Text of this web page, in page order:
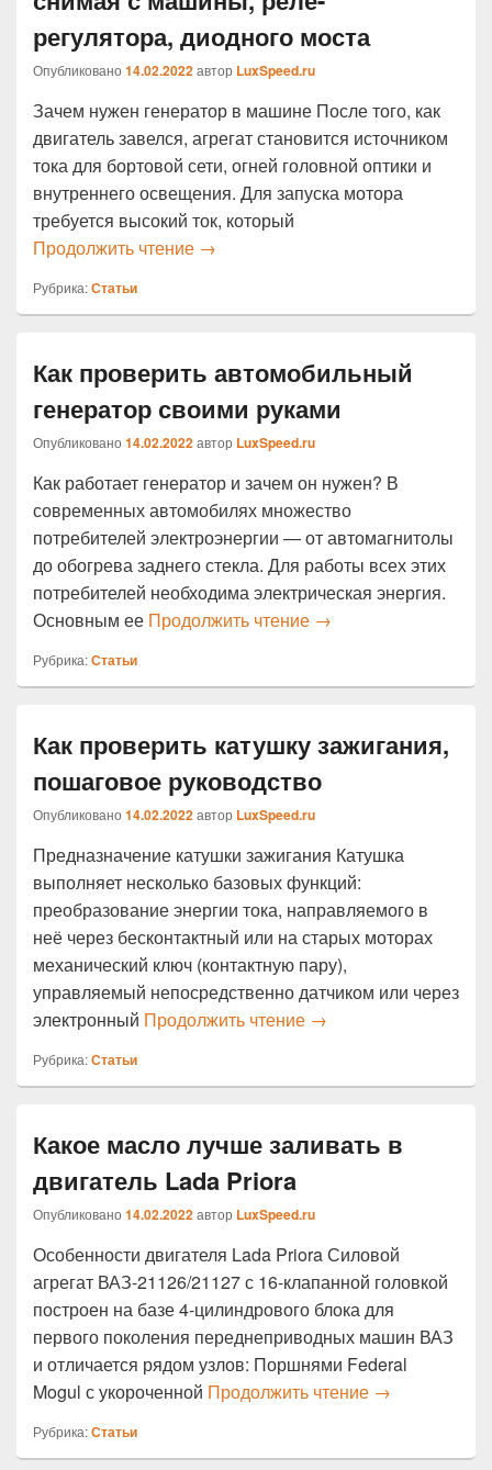
регулятора, диодного моста
Опубликовано 14.02.2022автор LuxSpeed.ru
Зачем нужен генератор в машине После того, как
двигатель завелся, агрегат становится источником
тока для бортовой сети, огней головной оптики и
внутреннего освещения. Для запуска мотора
требуется высокий ток, который
Продолжить чтение Как проверить генератор своими
→
Рубрика:Статьи
Как проверить автомобильный
генератор своими руками
Опубликовано 14.02.2022автор LuxSpeed.ru
Как работает генератор и зачем он нужен? В
современных автомобилях множество
потребителей электроэнергии — от автомагнитолы
до обогрева заднего стекла. Для работы всех этих
потребителей необходима электрическая энергия.
Основным ее Продолжить чтение Как проверить
→
Рубрика:Статьи
Как проверить катушку зажигания,
пошаговое руководство
Опубликовано 14.02.2022автор LuxSpeed.ru
Предназначение катушки зажигания Катушка
выполняет несколько базовых функций:
преобразование энергии тока, направляемого в
неё через бесконтактный или на старых моторах
механический ключ (контактную пару),
управляемый непосредственно датчиком или через
электронный Продолжить чтение Как проверить
→
Рубрика:Статьи
Какое масло лучше заливать в
двигатель Lada Priora
Опубликовано 14.02.2022автор LuxSpeed.ru
Особенности двигателя Lada Priora Силовой
агрегат ВАЗ-21126/21127 с 16-клапанной головкой
построен на базе 4-цилиндрового блока для
первого поколения переднеприводных машин ВАЗ
и отличается рядом узлов: Поршнями Federal
Mogul с укороченной Продолжить чтение Какое масло
→
Рубрика:Статьи